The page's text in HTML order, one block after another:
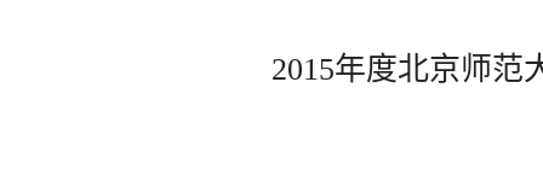
2015年度北京师范